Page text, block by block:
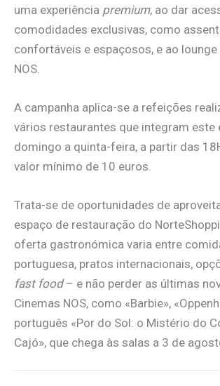
uma experiência premium, ao dar
comodidades exclusivas, como
confortáveis e espaçosos, e ao
NOS.
A campanha aplica-se a refeições
vários restaurantes que integram este
domingo a quinta-feira, a partir das
valor mínimo de 10 euros.
Trata-se de oportunidades de
espaço de restauração do
oferta gastronómica varia entre
portuguesa, pratos internacionais,
fast food– e não perder as últimas
Cinemas NOS, como «Barbie»,
português «Por do Sol: o Mistério do
Cajó», que chega às salas a 3 de